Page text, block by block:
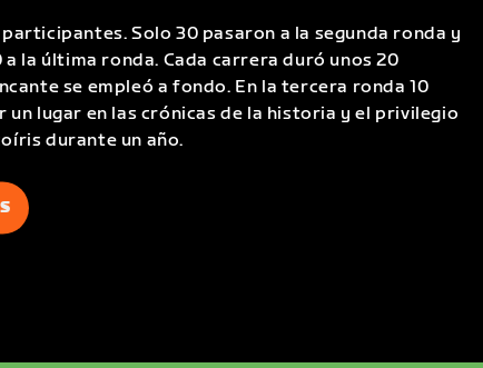
Solo 30 pasaron a la segunda ronda y
a la última ronda. Cada carrera duró unos 20
se empleó a fondo. En la tercera ronda 10
un lugar en las crónicas de la historia y el privilegio
durante un año.